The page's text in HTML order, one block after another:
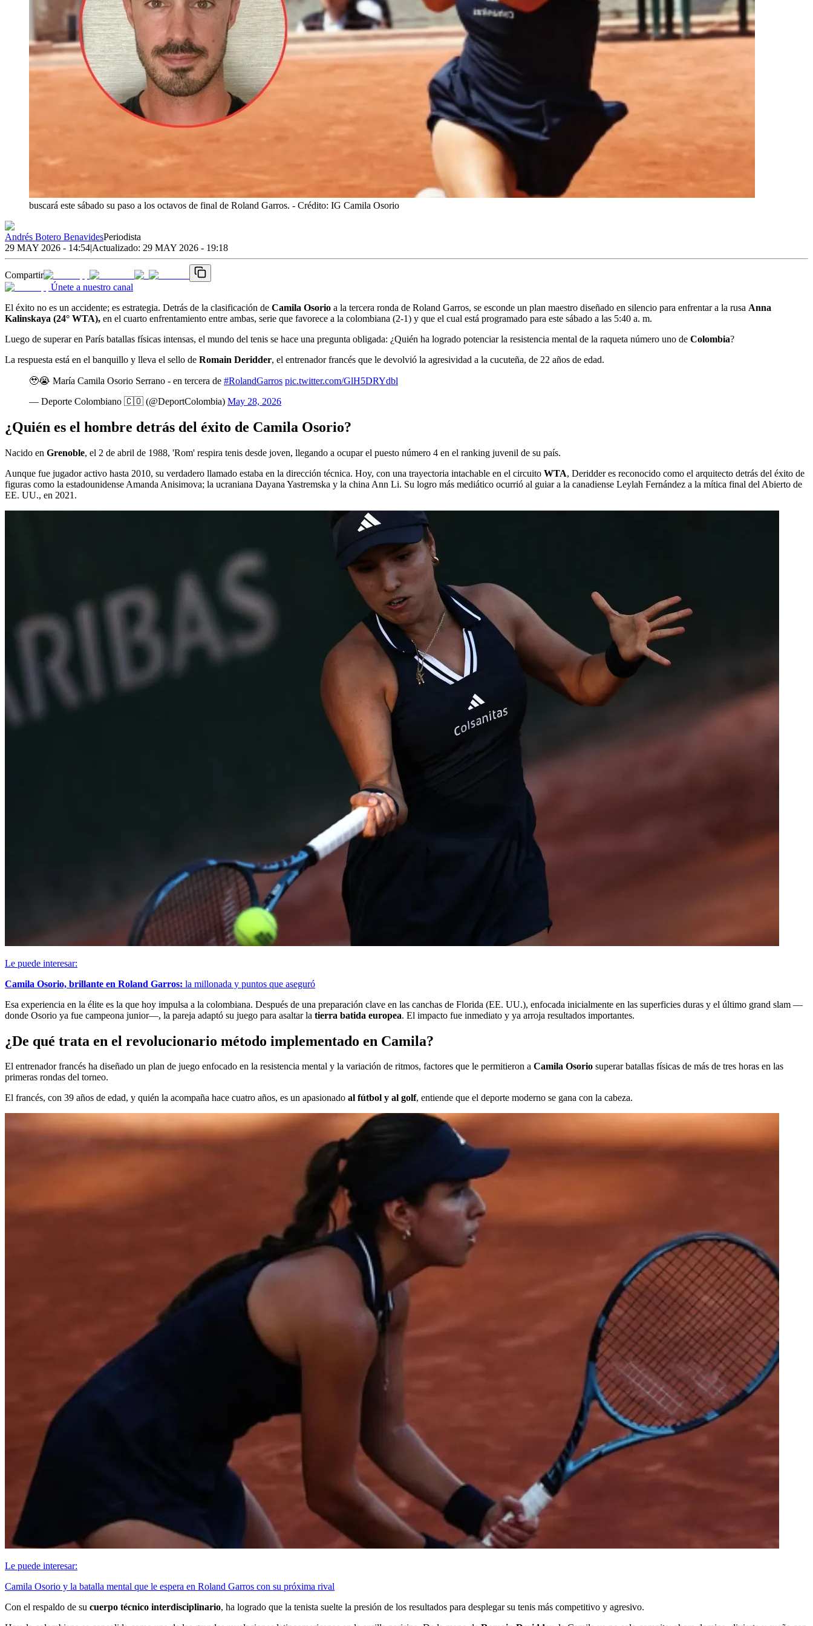
buscará este sábado su paso a los octavos de final de Roland Garros. - Crédito: IG Camila Osorio
Andrés Botero BenavidesPeriodista
29 MAY 2026 - 14:54|Actualizado: 29 MAY 2026 - 19:18
Compartir
Únete a nuestro canal
El éxito no es un accidente; es estrategia. Detrás de la clasificación de Camila Osorio a la tercera ronda de Roland Garros, se esconde un plan maestro diseñado en silencio para enfrentar a la rusa Anna
Kalinskaya (24° WTA), en el cuarto enfrentamiento entre ambas, serie que favorece a la colombiana (2-1) y que el cual está programado para este sábado a las 5:40 a. m.
Luego de superar en París batallas físicas intensas, el mundo del tenis se hace una pregunta obligada: ¿Quién ha logrado potenciar la resistencia mental de la raqueta número uno de Colombia?
La respuesta está en el banquillo y lleva el sello de Romain Deridder, el entrenador francés que le devolvió la agresividad a la cucuteña, de 22 años de edad.
🥹😭 María Camila Osorio Serrano - en tercera de #RolandGarros pic.twitter.com/GlH5DRYdbl
— Deporte Colombiano 🇨🇴 (@DeportColombia) May 28, 2026
¿Quién es el hombre detrás del éxito de Camila Osorio?
Nacido en Grenoble, el 2 de abril de 1988, 'Rom' respira tenis desde joven, llegando a ocupar el puesto número 4 en el ranking juvenil de su país.
Aunque fue jugador activo hasta 2010, su verdadero llamado estaba en la dirección técnica. Hoy, con una trayectoria intachable en el circuito WTA, Deridder es reconocido como el arquitecto detrás del éxito de
figuras como la estadounidense Amanda Anisimova; la ucraniana Dayana Yastremska y la china Ann Li. Su logro más mediático ocurrió al guiar a la canadiense Leylah Fernández a la mítica final del Abierto de
EE. UU., en 2021.
Le puede interesar:
Camila Osorio, brillante en Roland Garros: la millonada y puntos que aseguró
Esa experiencia en la élite es la que hoy impulsa a la colombiana. Después de una preparación clave en las canchas de Florida (EE. UU.), enfocada inicialmente en las superficies duras y el último grand slam —
donde Osorio ya fue campeona junior—, la pareja adaptó su juego para asaltar la tierra batida europea. El impacto fue inmediato y ya arroja resultados importantes.
¿De qué trata en el revolucionario método implementado en Camila?
El entrenador francés ha diseñado un plan de juego enfocado en la resistencia mental y la variación de ritmos, factores que le permitieron a Camila Osorio superar batallas físicas de más de tres horas en las
primeras rondas del torneo.
El francés, con 39 años de edad, y quién la acompaña hace cuatro años, es un apasionado al fútbol y al golf, entiende que el deporte moderno se gana con la cabeza.
Le puede interesar:
Camila Osorio y la batalla mental que le espera en Roland Garros con su próxima rival
Con el respaldo de su cuerpo técnico interdisciplinario, ha logrado que la tenista suelte la presión de los resultados para desplegar su tenis más competitivo y agresivo.